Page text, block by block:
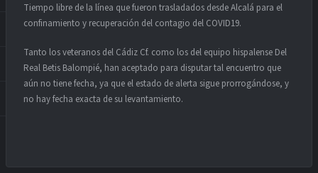
Tiempo libre de la línea que fueron trasladados desde Alcalá para el
confinamiento y recuperación del contagio del COVID19.
Tanto los veteranos del Cádiz Cf. como los del equipo hispalense Del
Real Betis Balompié, han aceptado para disputar tal encuentro que
aún no tiene fecha, ya que el estado de alerta sigue prorrogándose, y
no hay fecha exacta de su levantamiento.